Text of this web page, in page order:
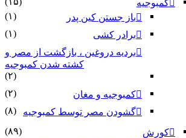
کمبوجیه
باز جستن کین پدر
(۱)
برادر کشی
(۱)
بردیه دروغین ، بازگشت از مصر و
کشته شدن کمبوجیه
(۲)
کمبوجیه و مغان
(۲)
گشودن مصر توسط کمبوجیه
(۸)
کورش
(۸۹)